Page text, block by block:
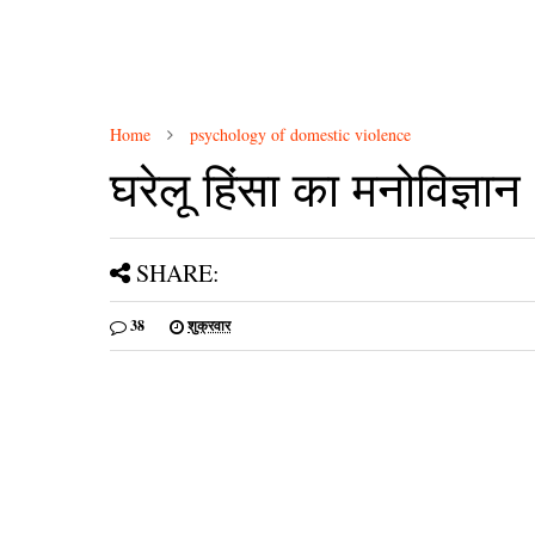
Home psychology of domestic violence
घरेलू हिंसा का
SHARE:
38 शुक्रवार